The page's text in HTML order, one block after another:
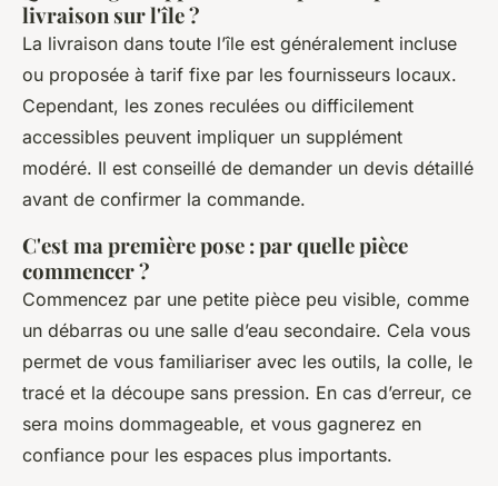
livraison sur l'île ?
La livraison dans toute l’île est généralement incluse
ou proposée à tarif fixe par les fournisseurs locaux.
Cependant, les zones reculées ou difficilement
accessibles peuvent impliquer un supplément
modéré. Il est conseillé de demander un devis détaillé
avant de confirmer la commande.
C'est ma première pose : par quelle pièce
commencer ?
Commencez par une petite pièce peu visible, comme
un débarras ou une salle d’eau secondaire. Cela vous
permet de vous familiariser avec les outils, la colle, le
tracé et la découpe sans pression. En cas d’erreur, ce
sera moins dommageable, et vous gagnerez en
confiance pour les espaces plus importants.